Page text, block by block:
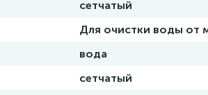
сетчатый
Для очистки воды от
вода
сетчатый